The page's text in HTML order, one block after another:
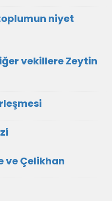
niyet
vekillere Zeytin
ve Çelikhan